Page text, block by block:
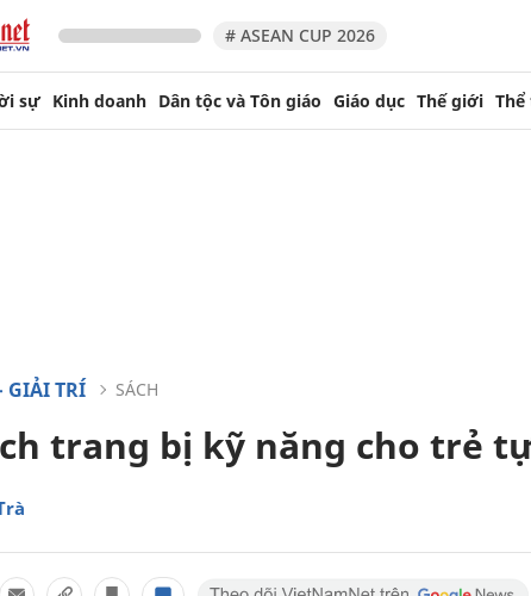
# ASEAN CUP 2026
sự Kinh doanh Dân tộc và Tôn giáo Giáo dục Thế giới Thể
GIẢI TRÍ SÁCH
trang bị kỹ năng cho trẻ